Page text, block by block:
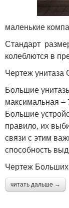
маленькие
Стандарт
колеблются в
Чертеж унитаза
Большие
максимальная –
Большие
правило, их
связи с этим
способность
Чертеж Больших
читать дальше →